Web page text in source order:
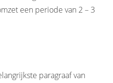
een periode van 2 – 3
paragraaf van